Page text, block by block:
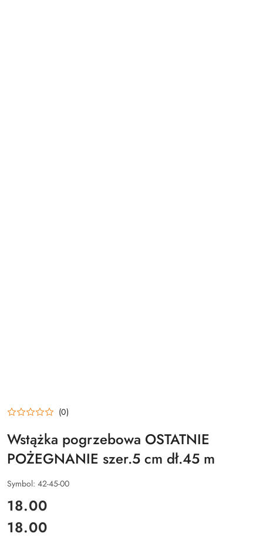
(0)
Wstążka pogrzebowa OSTATNIE
POŻEGNANIE szer.5 cm dł.45 m
Symbol: 42-45-00
cena:
18.00
Cena:
18.00